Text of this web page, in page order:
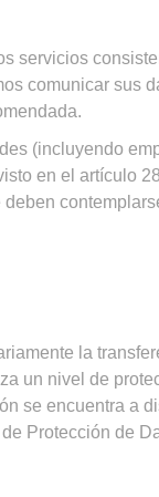
servicios
comunicar sus
(incluyendo
en el artículo
la
un nivel de
se encuentra a
Protección de